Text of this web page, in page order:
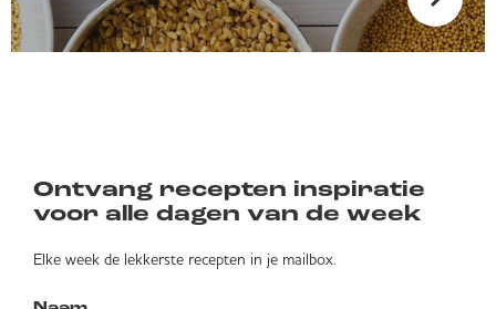
Ontvang recepten inspiratie
voor alle dagen van de week
Elke week de lekkerste recepten in je mailbox.